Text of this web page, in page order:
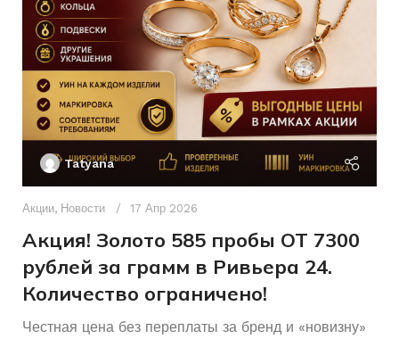
ХАРАКТЕРИСТИКА КАМНЯ
16
бр
кр
–
0,11
5/7
РАЗМЕР КОЛЬЦА 17,5
СОСТОЯНИЕ Б/У
ПРОБА 585
РАЗМЕР КОЛЬЦА
ДЛЯ КОГО Женщинам
Tatyana
Акции, Новости 17 Апр 2026
Акция! Золото 585 пробы ОТ 7300
рублей за грамм в Ривьера 24.
Количество ограничено!
Честная цена без переплаты за бренд и «новизну»